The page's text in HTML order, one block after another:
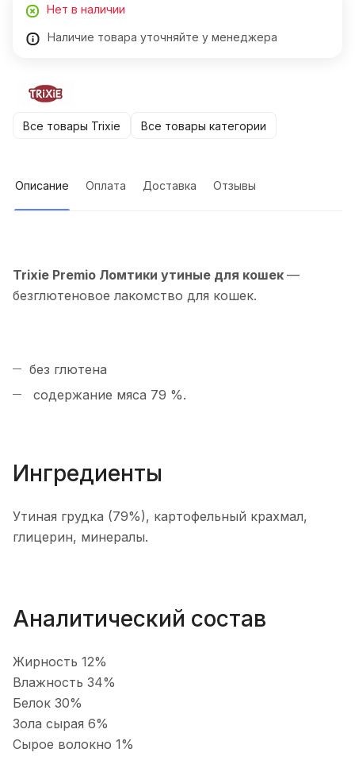
Нет в наличии
Наличие товара уточняйте у менеджера
Все товары Trixie Все товары категории
Описание Оплата Доставка Отзывы
Trixie Premio Ломтики утиные для кошек —
безглютеновое лакомство для кошек.
без глютена
содержание мяса 79 %.
Ингредиенты
Утиная грудка (79%), картофельный крахмал,
глицерин, минералы.
Аналитический состав
Жирность 12%
Влажность 34%
Белок 30%
Зола сырая 6%
Сырое волокно 1%